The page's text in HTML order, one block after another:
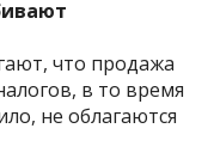
что продажа
в то время
не облагаются